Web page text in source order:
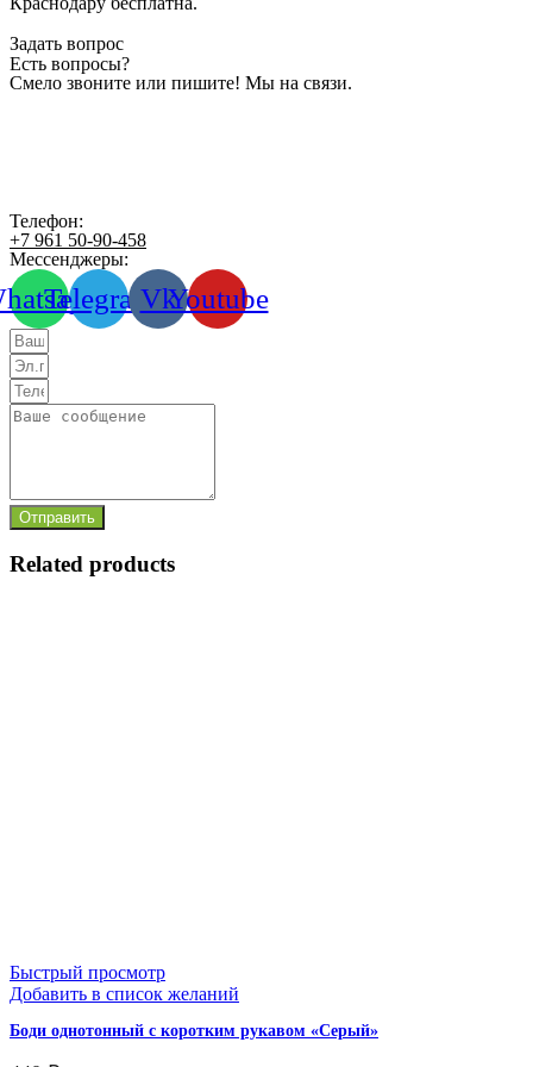
Задать вопрос
Есть вопросы?
Смело звоните или пишите! Мы на связи.
Телефон:
+7 961 50-90-458
Мессенджеры:
TelegramVkYoutube
Отправить
Related products
Быстрый просмотр
Добавить в список желаний
Боди однотонный с коротким рукавом «Серый»